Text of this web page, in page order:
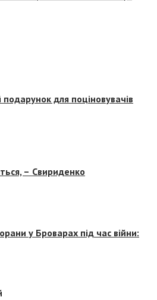
для поціновувачів
– Свириденко
у Броварах під час війни: